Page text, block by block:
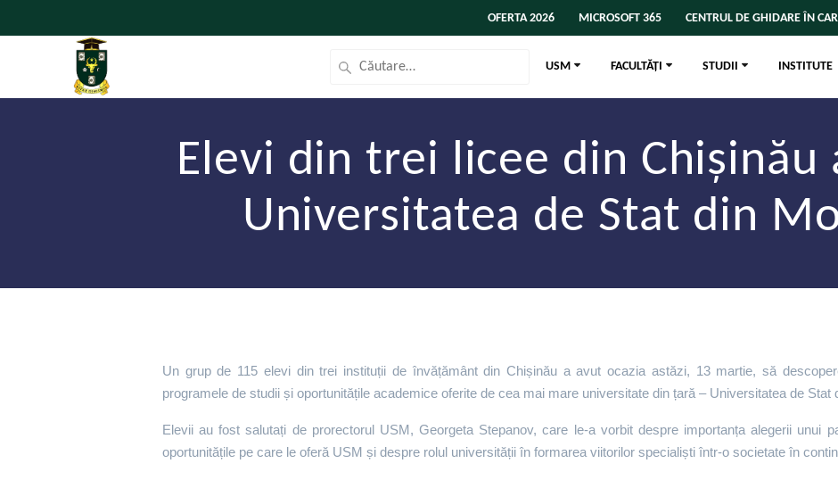
OFERTA 2026 MICROSOFT 365 CENTRUL DE GHIDARE ÎN
USM FACULTĂȚI STUDII INSTITUTE
Elevi din trei licee din Chișinău
Universitatea de Stat din
Un grup de 115 elevi din trei instituții de învățământ din Chișinău a avut ocazia astăzi, 13 martie, să
programele de studii și oportunitățile academice oferite de cea mai mare universitate din țară – Universitatea de Stat
Elevii au fost salutați de prorectorul USM, Georgeta Stepanov, care le-a vorbit despre importanța alegerii unui
oportunitățile pe care le oferă USM și despre rolul universității în formarea viitorilor specialiști într-o societate în